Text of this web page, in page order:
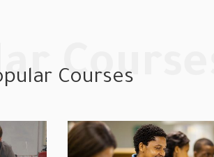
Courses
Courses